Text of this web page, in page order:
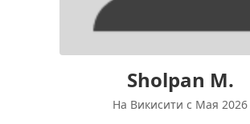
Sholpan M.
На Викисити c Мая 2026